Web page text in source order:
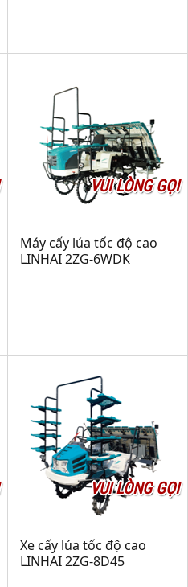
VUI LÒNG GỌI
Máy cấy lúa tốc độ cao
LINHAI 2ZG-6WDK
VUI LÒNG GỌI
Xe cấy lúa tốc độ cao
LINHAI 2ZG-8D45